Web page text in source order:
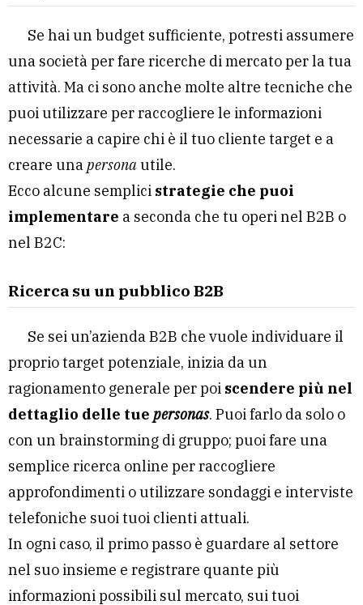
Se hai un budget sufficiente, potresti assumere
una società per fare ricerche di mercato per la tua
attività. Ma ci sono anche molte altre tecniche che
puoi utilizzare per raccogliere le informazioni
necessarie a capire chi è il tuo cliente target e a
creare unapersonautile.
Ecco alcune semplici strategie che puoi
implementare a seconda che tu operi nel B2B o
nel B2C:
Ricerca su un pubblico B2B
Se sei un’azienda B2B che vuole individuare il
proprio target potenziale, inizia da un
ragionamento generale per poi scendere più nel
dettaglio delle tue personas. Puoi farlo da solo o
con un brainstorming di gruppo; puoi fare una
semplice ricerca online per raccogliere
approfondimenti o utilizzare sondaggi e interviste
telefoniche suoi tuoi clienti attuali.
In ogni caso, il primo passo è guardare al settore
nel suo insieme e registrare quante più
informazioni possibili sul mercato, sui tuoi